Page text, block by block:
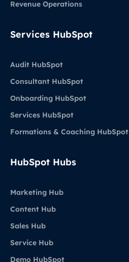
Revenue Operations
Services HubSpot
Audit HubSpot
Consultant HubSpot
Onboarding HubSpot
Services HubSpot
Formations & Coaching HubSpot
HubSpot Hubs
Marketing Hub
Content Hub
Sales Hub
Service Hub
Demo HubSpot